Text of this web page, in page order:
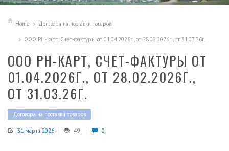
Home Договора на поставки товаров
ООО РН-карт, Счет-фактуры от 01.04.2026г., от 28.02.2026г., от 31.03.26г.
ООО РН-КАРТ, СЧЕТ-ФАКТУРЫ ОТ
01.04.2026Г., ОТ 28.02.2026Г.,
ОТ 31.03.26Г.
Договора на поставки товаров
31 марта 2026 49 0